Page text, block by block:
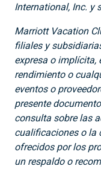
International, Inc. y
Marriott Vacation
filiales y
expresa o implícita,
rendimiento o
eventos o
presente
consulta sobre las
cualificaciones o la
ofrecidos por los
un respaldo o